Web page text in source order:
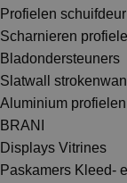
Profielen schuifdeur
Scharnieren
Bladondersteuners
Slatwall
Aluminium
BRANI
Displays Vitrines
Paskamers Kleed-